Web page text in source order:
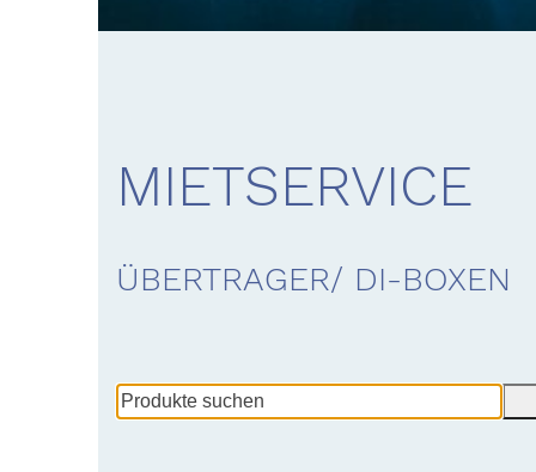
MIETSERVICE
ÜBERTRAGER/ DI-BOXEN
Produkte
suchen